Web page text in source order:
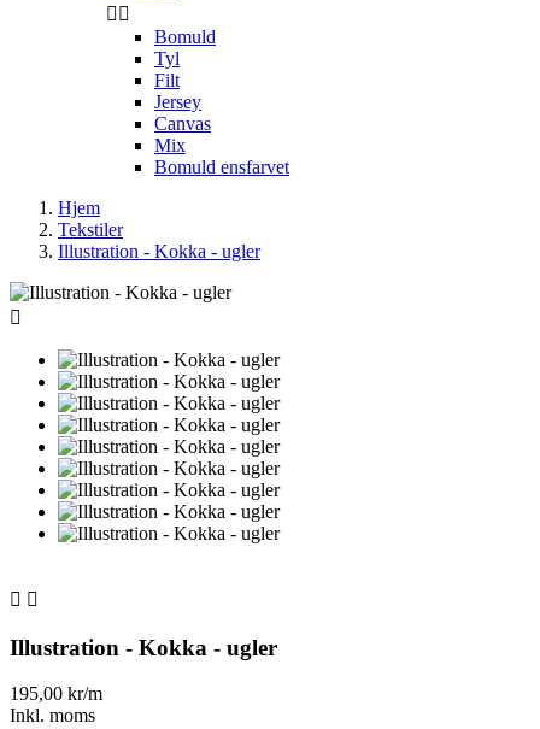
 
Bomuld
Tyl
Filt
Jersey
Canvas
Mix
Bomuld ensfarvet
Hjem
Tekstiler
Illustration - Kokka - ugler

 
Illustration - Kokka - ugler
195,00 kr/m
Inkl. moms